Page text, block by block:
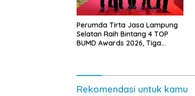
Perumda Tirta Jasa Lampung
Selatan Raih Bintang 4 TOP
BUMD Awards 2026, Tiga
Rekomendasi untuk kamu